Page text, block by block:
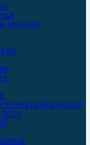
МУСОРА
БУМАГИ